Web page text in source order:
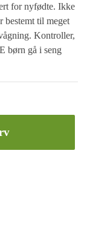
for nyfødte. Ikke
bestemt til meget
Kontroller,
børn gå i seng